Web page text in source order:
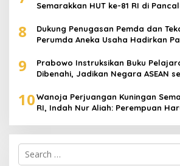
Semarakkan HUT ke-81 RI di
8
Dukung Penugasan Pemda dan
Perumda Aneka Usaha Hadirkan
9
Prabowo Instruksikan Buku
Dibenahi, Jadikan Negara ASEAN
10Wanoja Perjuangan Kuningan
RI, Indah Nur Aliah: Perempuan
Search
for: